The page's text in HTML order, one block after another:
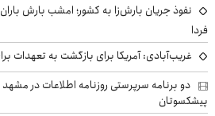
فردا
غریب‌آبادی: آمریکا برای بازگشت به تعهدات
دو برنامه سرپرستی روزنامه اطلاعات در مشهد
پیشکسوتان